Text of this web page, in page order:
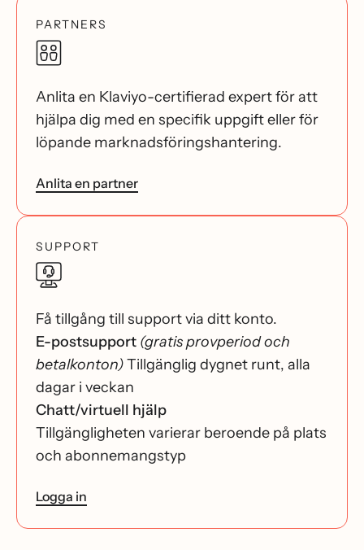
PARTNERS
Anlita en Klaviyo-certifierad expert för att
hjälpa dig med en specifik uppgift eller för
löpande marknadsföringshantering.
Anlita en partner
SUPPORT
Få tillgång till support via ditt konto.
E-postsupport (gratis provperiod och
betalkonton)Tillgänglig dygnet runt, alla
dagar i veckan
Chatt/virtuell hjälp
Tillgängligheten varierar beroende på plats
och abonnemangstyp
Logga in